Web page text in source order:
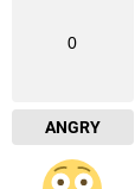
0
ANGRY